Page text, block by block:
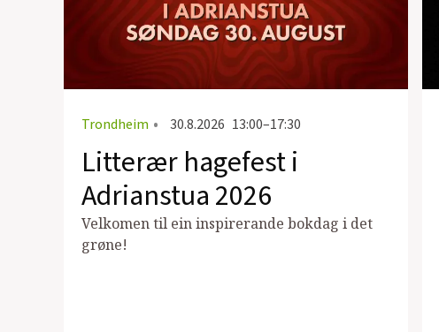
Trondheim • 30.8.2026 13:00–17:30
Litterær hagefest i
Adrianstua 2026
Velkomen til ein inspirerande bokdag i det
grøne!